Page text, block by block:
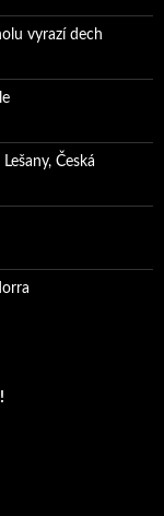
vyrazí dech
Česká